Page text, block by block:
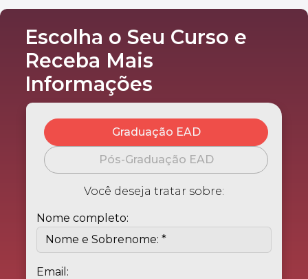
Escolha o Seu Curso e
Receba Mais
Informações
Graduação EAD
Pós-Graduação EAD
Você deseja tratar sobre:
Nome completo:
Email: